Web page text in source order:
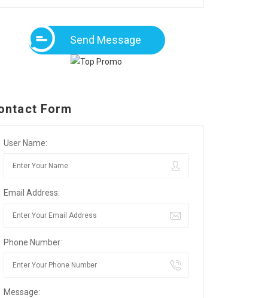
Send Message
Form
User Name:
Email Address:
Phone Number:
Message: